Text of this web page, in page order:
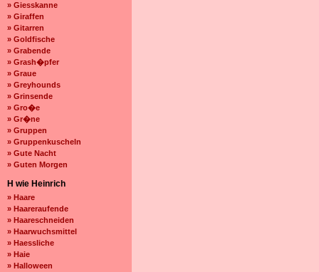
» Giesskanne
» Giraffen
» Gitarren
» Goldfische
» Grabende
» Grash�pfer
» Graue
» Greyhounds
» Grinsende
» Gro�e
» Gr�ne
» Gruppen
» Gruppenkuscheln
» Gute Nacht
» Guten Morgen
H wie Heinrich
» Haare
» Haareraufende
» Haareschneiden
» Haarwuchsmittel
» Haessliche
» Haie
» Halloween